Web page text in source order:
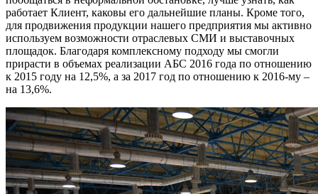
работает Клиент, каковы его дальнейшие планы. Кроме того,
для продвижения продукции нашего предприятия мы активно
используем возможности отраслевых СМИ и выставочных
площадок. Благодаря комплексному подходу мы смогли
прирасти в объемах реализации АБС 2016 года по отношению
к 2015 году на 12,5%, а за 2017 год по отношению к 2016-му –
на 13,6%.